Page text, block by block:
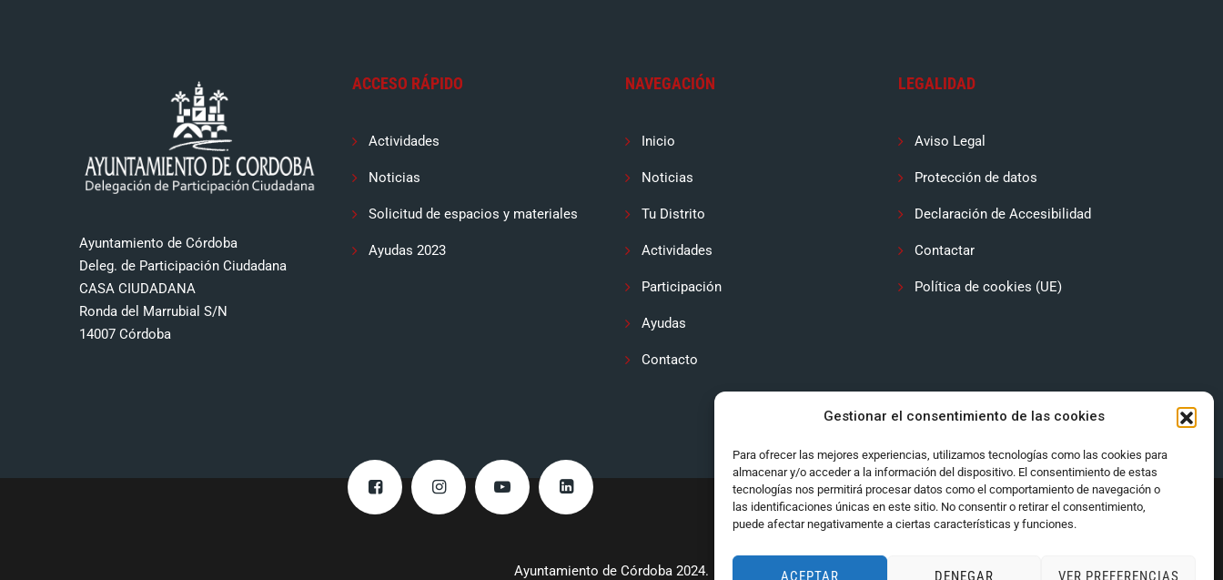
Gestionar el consentimiento de las cookies
Para ofrecer las mejores experiencias, utilizamos tecnologías como las cookies para
almacenar y/o acceder a la información del dispositivo. El consentimiento de estas
tecnologías nos permitirá procesar datos como el comportamiento de navegación o
las identificaciones únicas en este sitio. No consentir o retirar el consentimiento,
puede afectar negativamente a ciertas características y funciones.
ACEPTAR DENEGAR VER PREFERENCIAS
Ayuntamiento de Córdoba
Deleg. de Participación Ciudadana
CASA CIUDADANA
Ronda del Marrubial S/N
14007 Córdoba
ACCESO RÁPIDO
Actividades
Noticias
Solicitud de espacios y materiales
Ayudas 2023
NAVEGACIÓN
Inicio
Noticias
Tu Distrito
Actividades
Participación
Ayudas
Contacto
LEGALIDAD
Aviso Legal
Protección de datos
Declaración de Accesibilidad
Contactar
Política de cookies (UE)
Ayuntamiento de Córdoba 2024.